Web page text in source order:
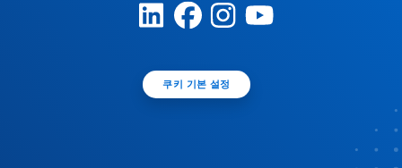
쿠키 기본 설정